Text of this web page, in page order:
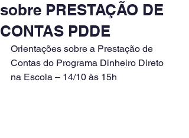
sobre PRESTAÇÃO DE
CONTAS PDDE
Orientações sobre a Prestação de
Contas do Programa Dinheiro Direto
na Escola – 14/10 às 15h